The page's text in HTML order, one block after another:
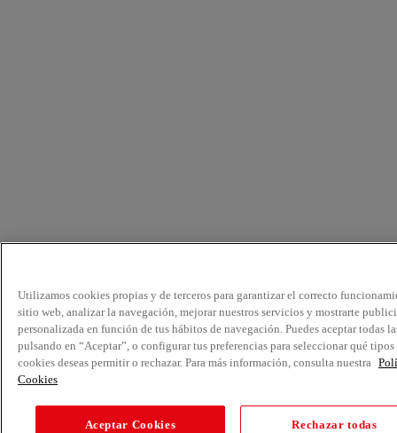
Utilizamos cookies propias y de terceros para garantizar el correcto
sitio web, analizar la navegación, mejorar nuestros servicios y mostrarte
personalizada en función de tus hábitos de navegación. Puedes aceptar todas
pulsando en “Aceptar”, o configurar tus preferencias para seleccionar qué tipos
cookies deseas permitir o rechazar. Para más información, consulta nuestra
Cookies
Aceptar Cookies Rechazar todas